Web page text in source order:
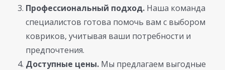
Профессиональный подход. Наша команда
специалистов готова помочь вам с выбором
ковриков, учитывая ваши потребности и
предпочтения.
Доступные цены. Мы предлагаем выгодные